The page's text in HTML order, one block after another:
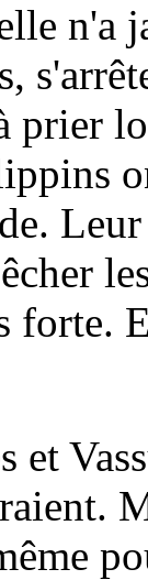
n'a
prier
forte.
et